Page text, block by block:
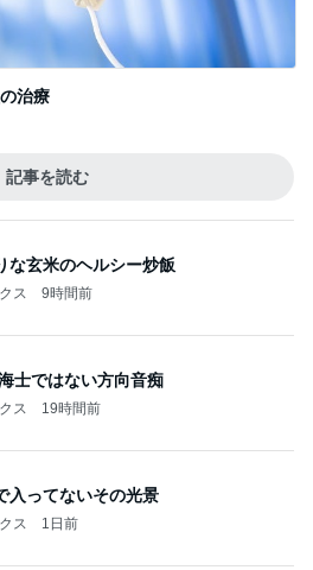
治療
記事を読む
な玄米のヘルシー炒飯
ス 9時間前
士ではない方向音痴
ス 19時間前
入ってないその光景
ス 1日前